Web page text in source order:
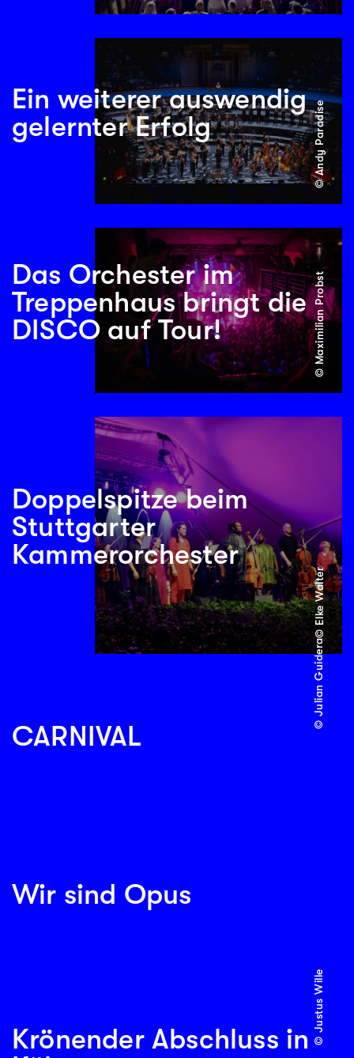
Ein weiterer auswendig
gelernter Erfolg
© Andy Paradise
Das Orchester im
Treppenhaus bringt die
DISCO auf Tour!
© Maximilian Probst
Doppelspitze beim
Stuttgarter
Kammerorchester
© Elke Walter
CARNIVAL
© Julian Guidera
Wir sind Opus
Krönender Abschluss in© Justus Wille